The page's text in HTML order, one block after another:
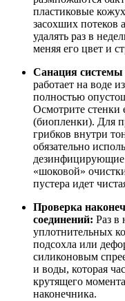
пластиковые
засохших потеков
удалять раз в
меняя его цвет и
Санация
работает на воде
полностью
Осмотрите стенки
(биопленки). Для
грибков внутри
обязательно
дезинфицирующие
«шоковой»
пустера идет
Проверка
соединений: Раз в
уплотнительных
подсохла или
силиконовым
и воды, которая
крутящего
наконечника.